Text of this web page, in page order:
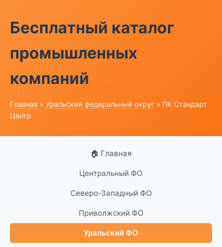
Бесплатный каталог
промышленных
компаний
Главная » Уральский федеральный округ » ПК Стандарт
Центр
🏠 Главная
Центральный ФО
Северо-Западный ФО
Приволжский ФО
Уральский ФО